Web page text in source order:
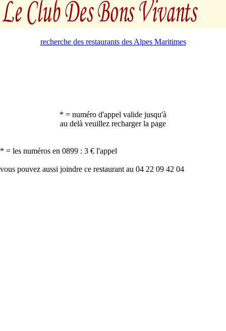
recherche des restaurants des Alpes Maritimes
* = numéro d'appel valide jusqu'à
au delà veuillez recharger la page
* = les numéros en 0899 : 3 € l'appel
vous pouvez aussi joindre ce restaurant au 04 22 09 42 04